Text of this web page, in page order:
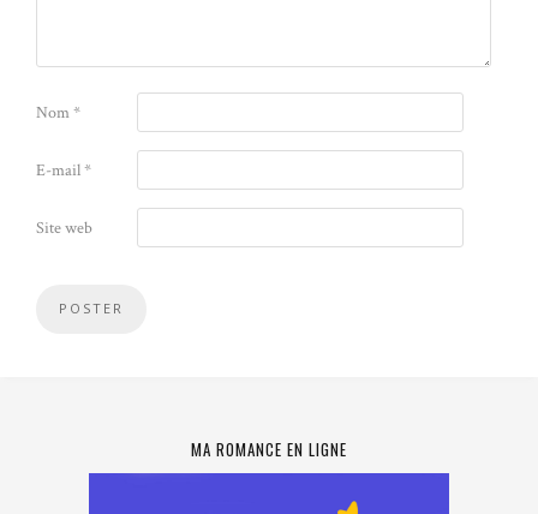
Nom*
E-mail*
Site web
MA ROMANCE EN LIGNE